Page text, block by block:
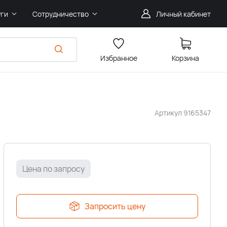
Сотрудничество Личный кабинет
Избранное Корзина
Артикул 9165347
Цена по запросу
Запросить цену